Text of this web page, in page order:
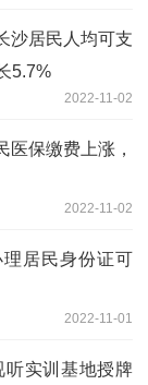
沙居民人均可支
5.7%
2022-11-02
医保缴费上涨，
2022-11-02
居民身份证可
2022-11-01
听实训基地授牌